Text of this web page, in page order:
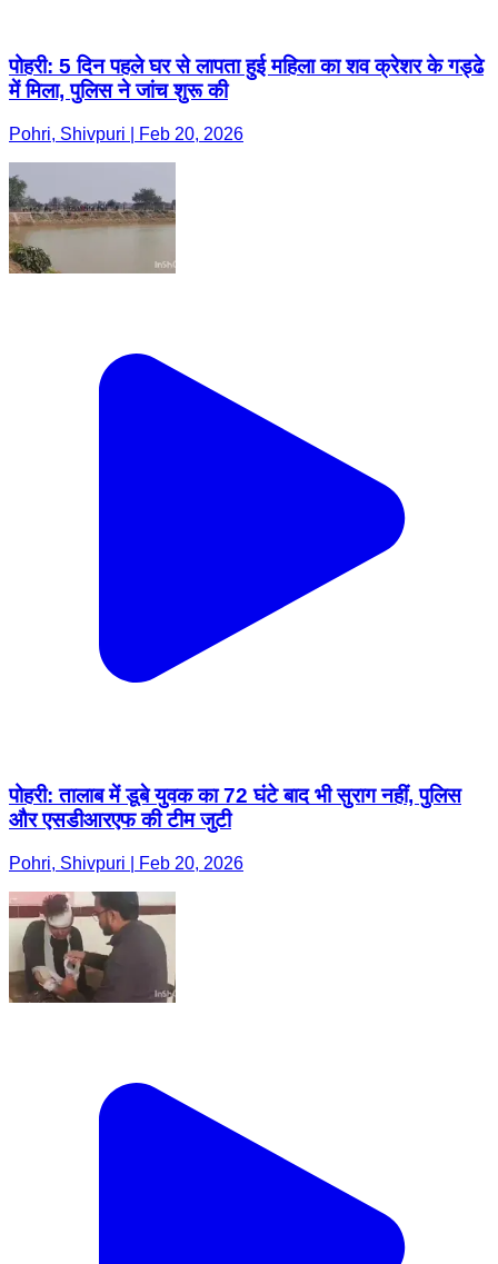
पोहरी: 5 दिन पहले घर से लापता हुई महिला का शव क्रेशर के गड्ढे
में मिला, पुलिस ने जांच शुरू की
Pohri, Shivpuri | Feb 20, 2026
पोहरी: तालाब में डूबे युवक का 72 घंटे बाद भी सुराग नहीं, पुलिस
और एसडीआरएफ की टीम जुटी
Pohri, Shivpuri | Feb 20, 2026